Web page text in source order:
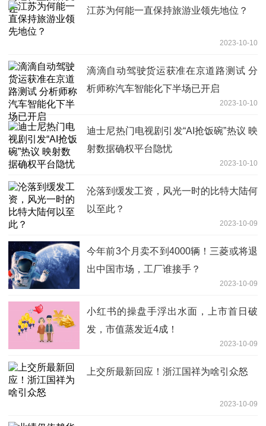
江苏为何能一直保持旅游业领先地位？
2023-10-10
滴滴自动驾驶货运获准在京道路测试 分
析师称汽车智能化下半场已开启
2023-10-10
迪士尼热门电视剧引发“AI抢饭碗”热议 映
射数据确权平台隐忧
2023-10-10
沦落到缓发工资，风光一时的比特大陆何
以至此？
2023-10-09
今年前3个月卖不到4000辆！三菱或将退
出中国市场，工厂谁接手？
2023-10-09
小红书的操盘手浮出水面，上市首日破
发，市值蒸发近4成！
2023-10-09
上交所最新回应！浙江国祥为啥引众怒
2023-10-09